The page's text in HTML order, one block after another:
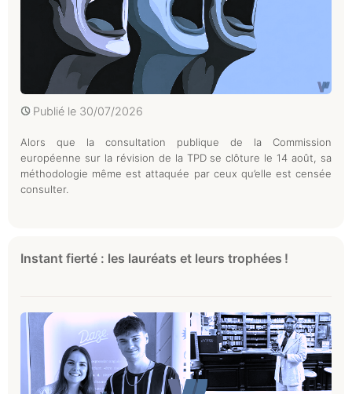
Publié le 30/07/2026
Alors que la consultation publique de la Commission
européenne sur la révision de la TPD se clôture le 14 août, sa
méthodologie même est attaquée par ceux qu’elle est censée
consulter.
Instant fierté : les lauréats et leurs trophées !